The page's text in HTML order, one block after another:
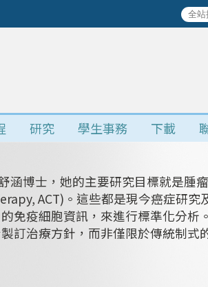
研究 學生事務 下載
涵博士，她的主要研究目標就是腫
ACT)。這些都是現今癌症研究
免疫細胞資訊，來進行標準化分析
訂治療方針，而非僅限於傳統制式